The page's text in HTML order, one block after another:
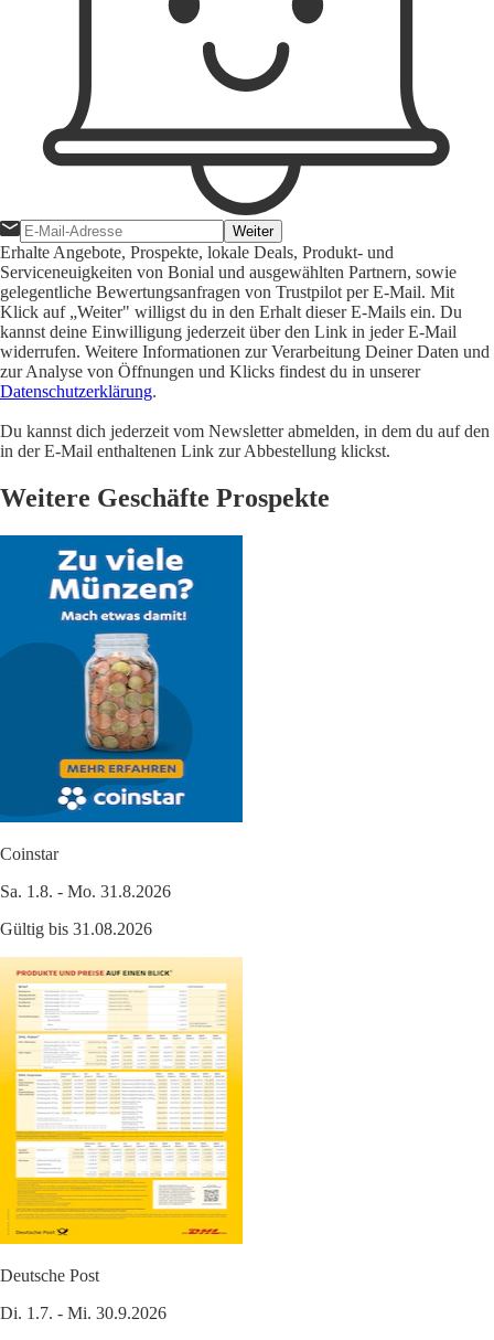
Weiter
Erhalte Angebote, Prospekte, lokale Deals, Produkt- und
Serviceneuigkeiten von Bonial und ausgewählten Partnern, sowie
gelegentliche Bewertungsanfragen von Trustpilot per E-Mail. Mit
Klick auf „Weiter" willigst du in den Erhalt dieser E-Mails ein. Du
kannst deine Einwilligung jederzeit über den Link in jeder E-Mail
widerrufen. Weitere Informationen zur Verarbeitung Deiner Daten und
zur Analyse von Öffnungen und Klicks findest du in unserer
Datenschutzerklärung.
Du kannst dich jederzeit vom Newsletter abmelden, in dem du auf den
in der E-Mail enthaltenen Link zur Abbestellung klickst.
Weitere Geschäfte Prospekte
Coinstar
Sa. 1.8. - Mo. 31.8.2026
Gültig bis 31.08.2026
Deutsche Post
Di. 1.7. - Mi. 30.9.2026